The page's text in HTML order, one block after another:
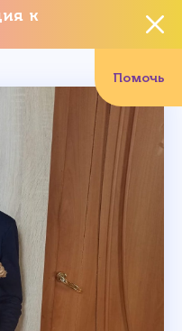
к
Помочь
хотите
событие?